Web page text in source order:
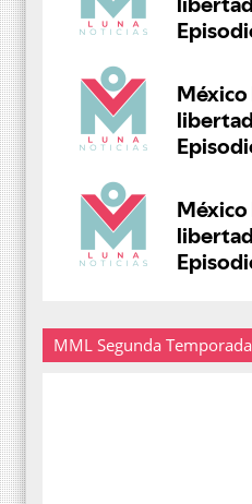
MML Segunda Temporada